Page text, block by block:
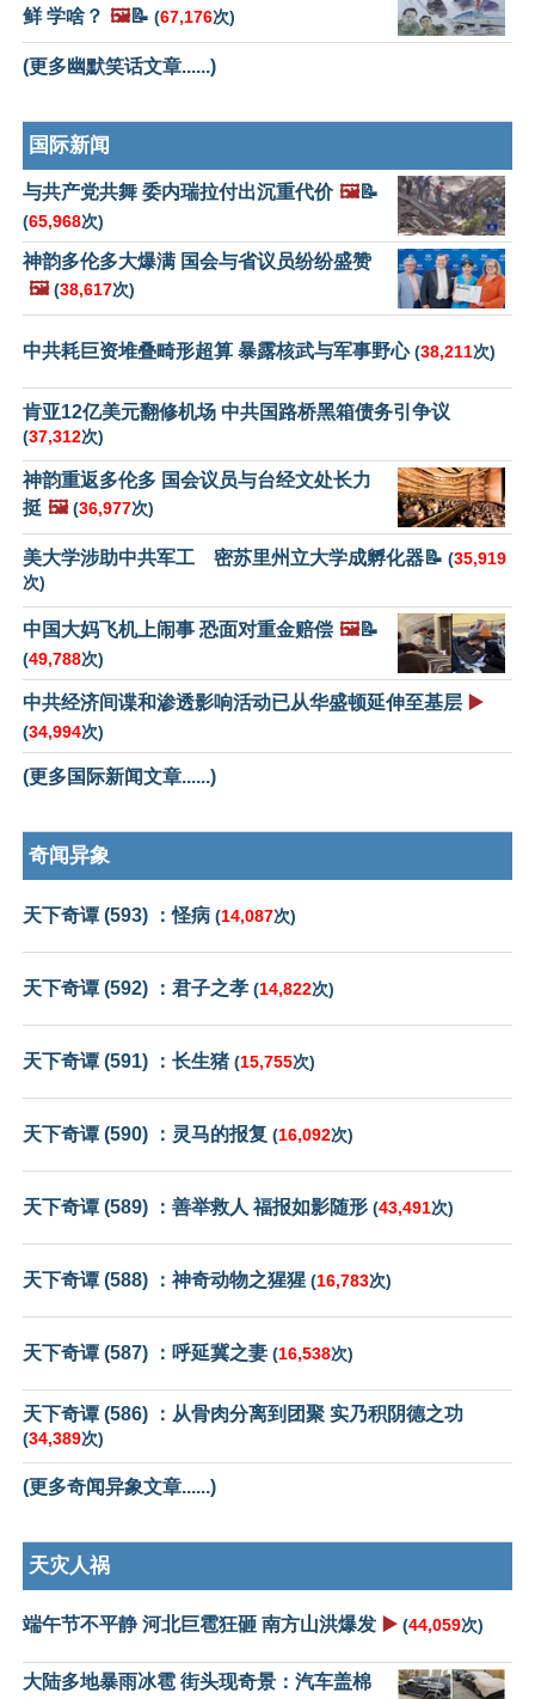
鲜 学啥？ 🖼️📝 (67,176次)
(更多幽默笑话文章......)
国际新闻
与共产党共舞 委内瑞拉付出沉重代价 🖼️📝
(65,968次)
神韵多伦多大爆满 国会与省议员纷纷盛赞
🖼️ (38,617次)
中共耗巨资堆叠畸形超算 暴露核武与军事野心(38,211次)
肯亚12亿美元翻修机场 中共国路桥黑箱债务引争议
(37,312次)
神韵重返多伦多 国会议员与台经文处长力
挺 🖼️ (36,977次)
美大学涉助中共军工 密苏里州立大学成孵化器📝 (35,919
次)
中国大妈飞机上闹事 恐面对重金赔偿 🖼️📝
(49,788次)
中共经济间谍和渗透影响活动已从华盛顿延伸至基层 ▶️
(34,994次)
(更多国际新闻文章......)
奇闻异象
天下奇谭 (593) ：怪病 (14,087次)
天下奇谭 (592) ：君子之孝 (14,822次)
天下奇谭 (591) ：长生猪(15,755次)
天下奇谭 (590) ：灵马的报复 (16,092次)
天下奇谭 (589) ：善举救人 福报如影随形 (43,491次)
天下奇谭 (588) ：神奇动物之猩猩 (16,783次)
天下奇谭 (587) ：呼延冀之妻 (16,538次)
天下奇谭 (586) ：从骨肉分离到团聚 实乃积阴德之功
(34,389次)
(更多奇闻异象文章......)
天灾人祸
端午节不平静 河北巨雹狂砸 南方山洪爆发 ▶️ (44,059次)
大陆多地暴雨冰雹 街头现奇景：汽车盖棉